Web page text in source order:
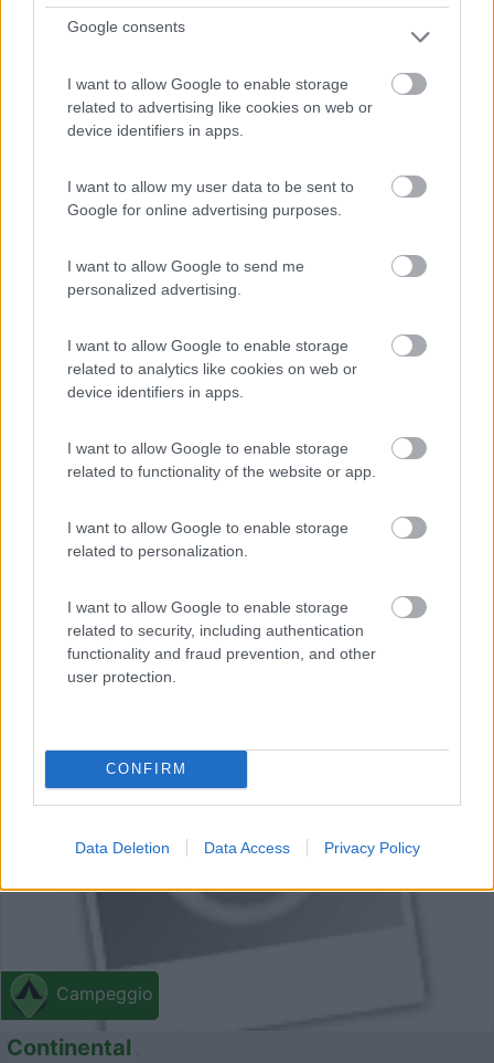
Google consents
I want to allow Google to enable storage
related to advertising like cookies on web or
device identifiers in apps.
I want to allow my user data to be sent to
Google for online advertising purposes.
I want to allow Google to send me
personalized advertising.
I want to allow Google to enable storage
related to analytics like cookies on web or
device identifiers in apps.
I want to allow Google to enable storage
related to functionality of the website or app.
I want to allow Google to enable storage
related to personalization.
I want to allow Google to enable storage
related to security, including authentication
functionality and fraud prevention, and other
user protection.
CONFIRM
Data Deletion Data Access Privacy Policy
Campeggio
0
Servizi / Posizione
Oliveto Lario (LC) - 41.4km
Via Garibaldi, 131 Loc. Onno
Campeggio
Continental